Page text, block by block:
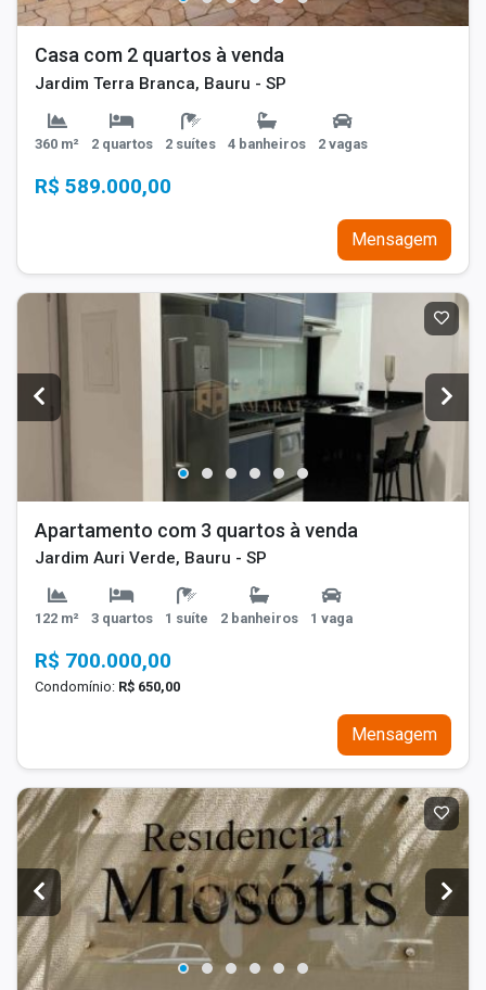
Casa com 2 quartos à venda
Jardim Terra Branca, Bauru - SP
360 m² 2 quartos 2 suítes 4 banheiros 2 vagas
R$ 589.000,00
Mensagem
Apartamento com 3 quartos à venda
Jardim Auri Verde, Bauru - SP
122 m² 3 quartos 1 suíte 2 banheiros 1 vaga
R$ 700.000,00
Condomínio: R$ 650,00
Mensagem